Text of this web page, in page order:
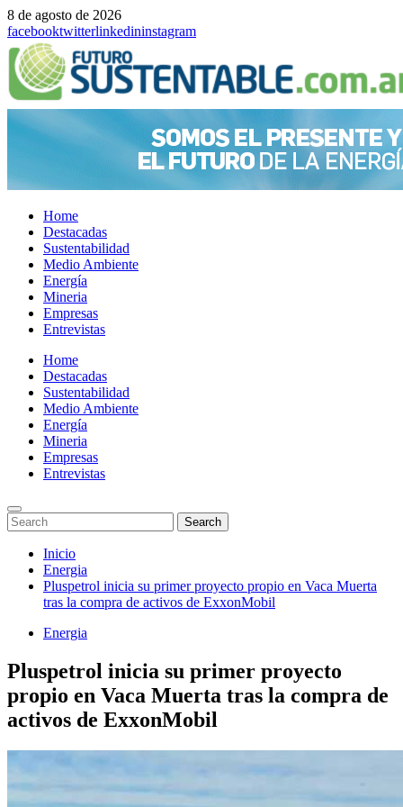
8 de agosto de 2026
facebooktwitterlinkedininstagram
Home
Destacadas
Sustentabilidad
Medio Ambiente
Energía
Mineria
Empresas
Entrevistas
Menu
Home
Destacadas
Sustentabilidad
Medio Ambiente
Energía
Mineria
Empresas
Entrevistas
Enter
Keyword
Search
for:
Search
Search
Saltar
contenido
Inicio
Energia
Pluspetrol inicia su primer proyecto propio en Vaca Muerta
tras la compra de activos de ExxonMobil
Energia
Pluspetrol inicia su primer proyecto
propio en Vaca Muerta tras la compra de
activos de ExxonMobil